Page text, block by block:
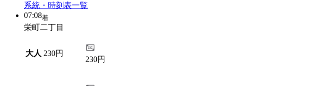
系統・時刻表一覧
07:08着
栄町二丁目
大人 230円
230円